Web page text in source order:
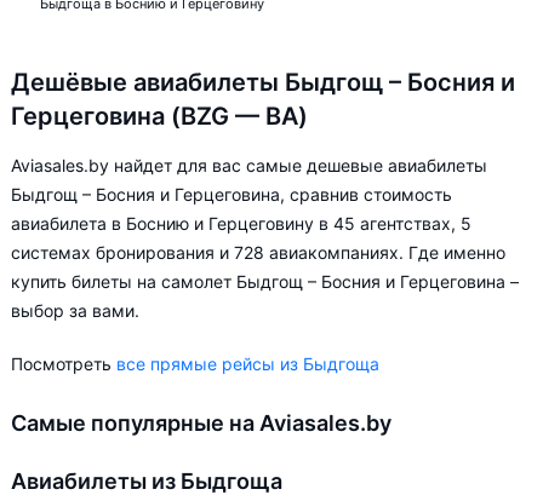
Быдгоща в Боснию и Герцеговину
Дешёвые авиабилеты Быдгощ – Босния и
Герцеговина (BZG — BA)
Aviasales.by найдет для вас самые дешевые авиабилеты
Быдгощ – Босния и Герцеговина, сравнив стоимость
авиабилета в Боснию и Герцеговину в 45 агентствах, 5
системах бронирования и 728 авиакомпаниях. Где именно
купить билеты на самолет Быдгощ – Босния и Герцеговина –
выбор за вами.
Посмотреть все прямые рейсы из Быдгоща
Самые популярные на Aviasales.by
Авиабилеты из Быдгоща